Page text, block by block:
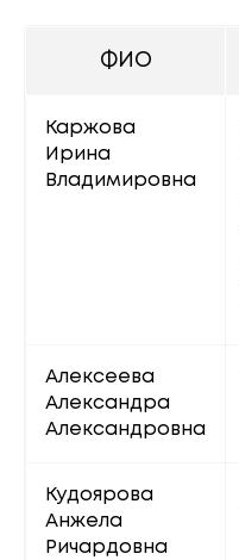
ФИО
Каржова
Ирина
Владимировна
Алексеева
Александра
Александровна
Кудоярова
Анжела
Ричардовна